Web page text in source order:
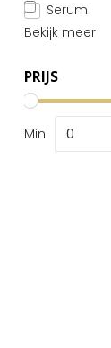
Serum
Bekijk meer
PRIJS
Min